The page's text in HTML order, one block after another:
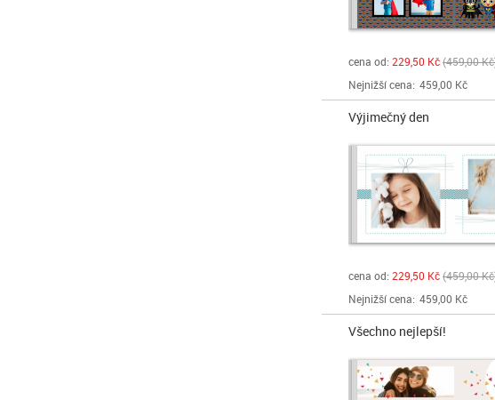
cena od: 229,50 Kč 459,00 Kč
Nejnižší cena: 459,00 Kč
Výjimečný den
cena od: 229,50 Kč 459,00 Kč
Nejnižší cena: 459,00 Kč
Všechno nejlepší!